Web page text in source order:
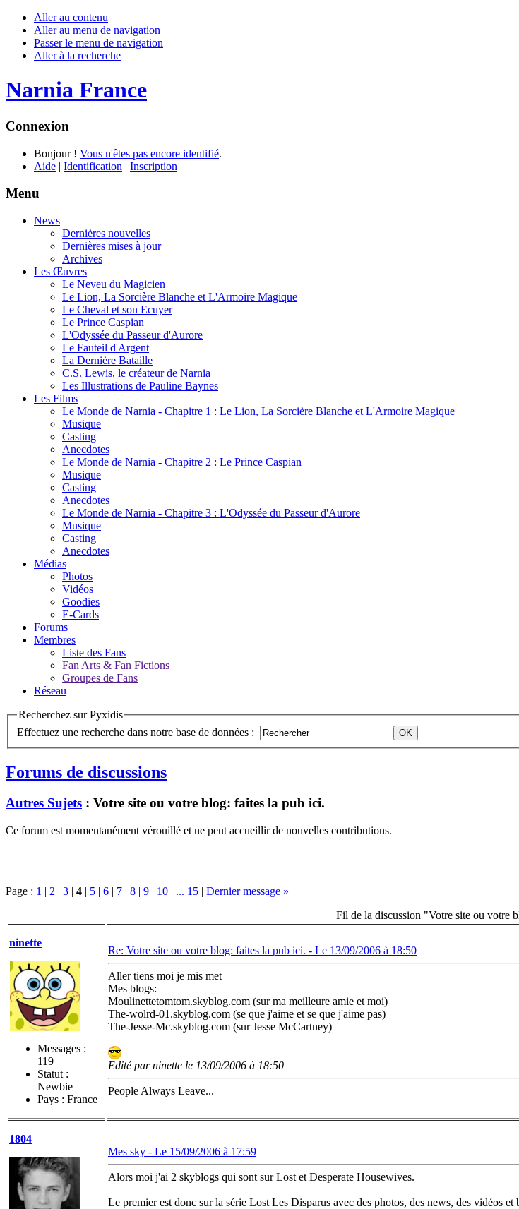
Aller au contenu
Aller au menu de navigation
Passer le menu de navigation
Aller à la recherche
Narnia France
Connexion
Bonjour ! Vous n'êtes pas encore identifié.
Aide | Identification | Inscription
Menu
News
Dernières nouvelles
Dernières mises à jour
Archives
Les Œuvres
Le Neveu du Magicien
Le Lion, La Sorcière Blanche et L'Armoire Magique
Le Cheval et son Ecuyer
Le Prince Caspian
L'Odyssée du Passeur d'Aurore
Le Fauteil d'Argent
La Dernière Bataille
C.S. Lewis, le créateur de Narnia
Les Illustrations de Pauline Baynes
Les Films
Le Monde de Narnia - Chapitre 1 : Le Lion, La Sorcière Blanche et L'Armoire Magique
Musique
Casting
Anecdotes
Le Monde de Narnia - Chapitre 2 : Le Prince Caspian
Musique
Casting
Anecdotes
Le Monde de Narnia - Chapitre 3 : L'Odyssée du Passeur d'Aurore
Musique
Casting
Anecdotes
Médias
Photos
Vidéos
Goodies
E-Cards
Forums
Membres
Liste des Fans
Fan Arts & Fan Fictions
Groupes de Fans
Réseau
Recherchez sur Pyxidis
Effectuez une recherche dans notre base de données :
Forums de discussions
Autres Sujets : Votre site ou votre blog: faites la pub ici.
Ce forum est momentanément vérouillé et ne peut accueillir de nouvelles contributions.
Page : 1 | 2 | 3 | 4 | 5 | 6 | 7 | 8 | 9 | 10 | ... 15 | Dernier message »
Fil de la discussion "Votre site ou votre
ninette
Messages :
119
Statut :
Newbie
Pays : France
Re: Votre site ou votre blog: faites la pub ici. - Le 13/09/2006 à 18:50
Aller tiens moi je mis met
Mes blogs:
Moulinettetomtom.skyblog.com (sur ma meilleure amie et moi)
The-wolrd-01.skyblog.com (se que j'aime et se que j'aime pas)
The-Jesse-Mc.skyblog.com (sur Jesse McCartney)
Edité par ninette le 13/09/2006 à 18:50
People Always Leave...
1804
Mes sky - Le 15/09/2006 à 17:59
Alors moi j'ai 2 skyblogs qui sont sur Lost et Desperate Housewives.
Le premier est donc sur la série Lost Les Disparus avec des photos, des news, des vidéos